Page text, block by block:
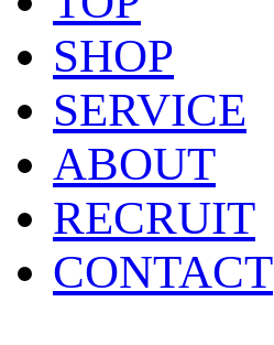
SHOP
SERVICE
ABOUT
RECRUIT
CONTACT